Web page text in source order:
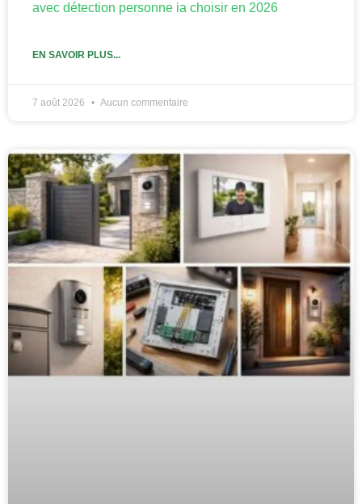
avec détection personne ia choisir en 2026
EN SAVOIR PLUS...
7 août 2026 Aucun commentaire